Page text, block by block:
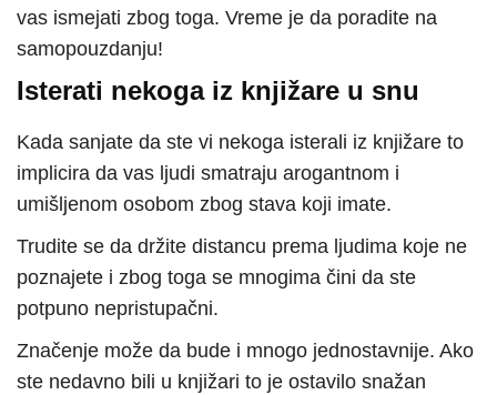
vas ismejati zbog toga. Vreme je da poradite na
samopouzdanju!
Isterati nekoga iz knjižare u snu
Kada sanjate da ste vi nekoga isterali iz knjižare to
implicira da vas ljudi smatraju arogantnom i
umišljenom osobom zbog stava koji imate.
Trudite se da držite distancu prema ljudima koje ne
poznajete i zbog toga se mnogima čini da ste
potpuno nepristupačni.
Značenje može da bude i mnogo jednostavnije. Ako
ste nedavno bili u knjižari to je ostavilo snažan